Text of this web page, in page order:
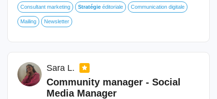
Consultant marketing Stratégie éditoriale Communication digitale
Mailing Newsletter
Sara L.
Community manager - Social
Media Manager